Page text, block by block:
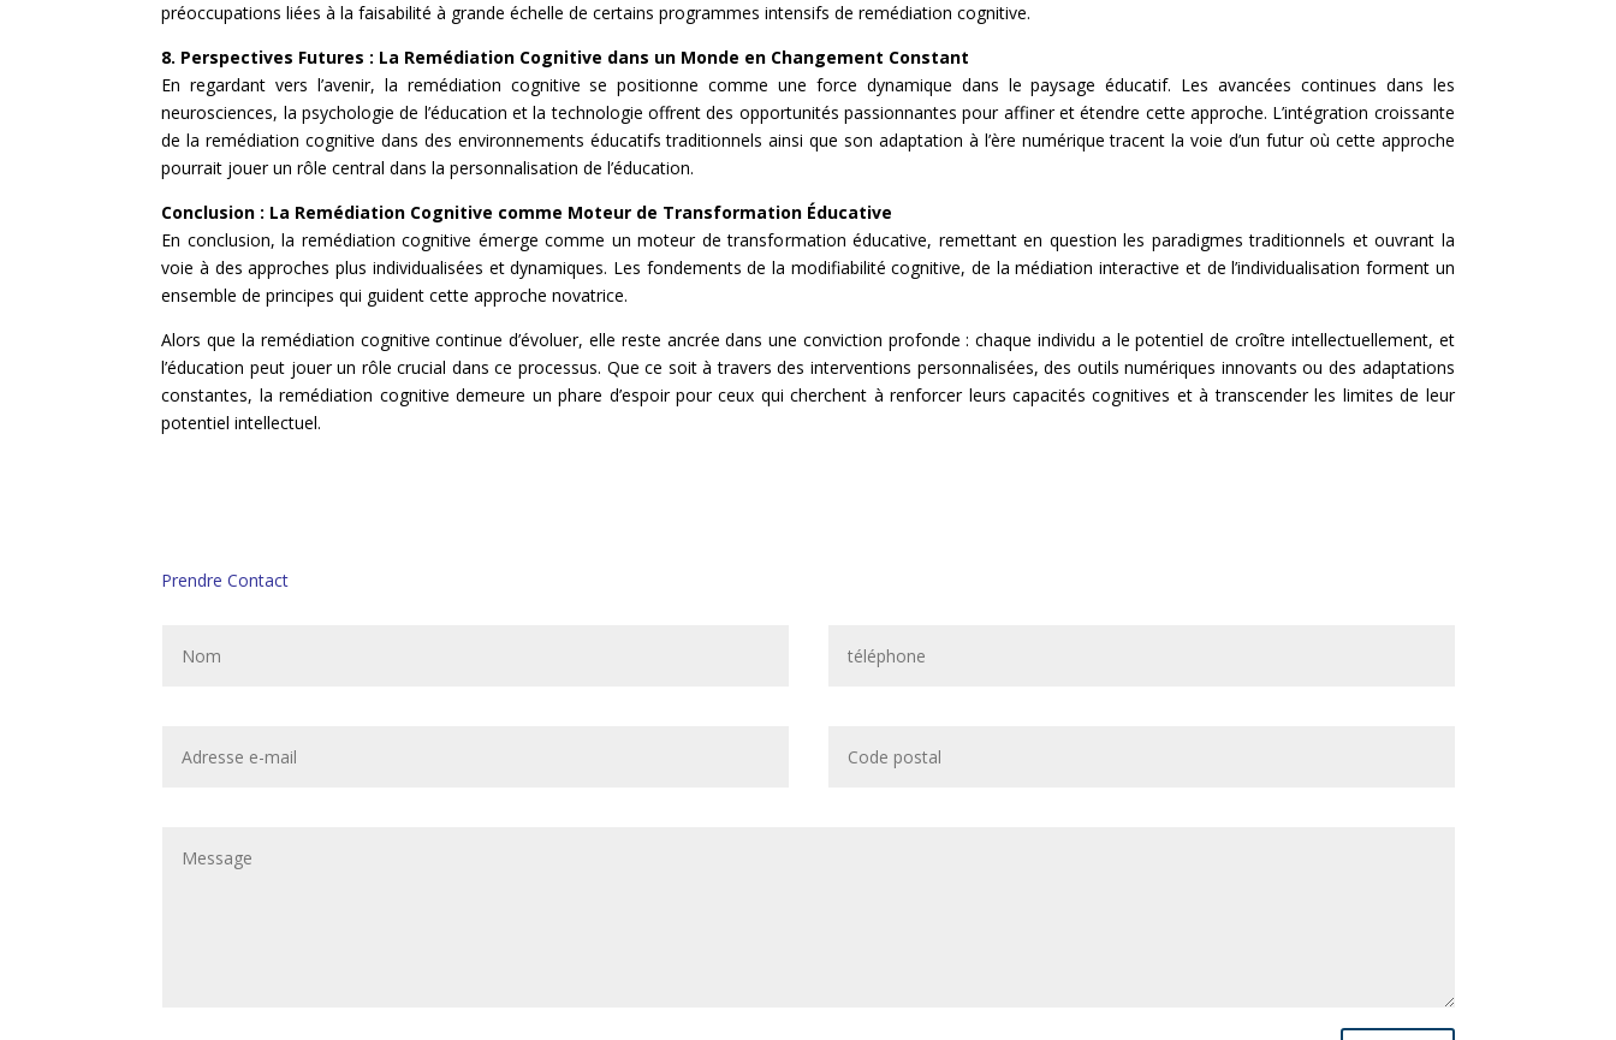
préoccupations liées à la faisabilité à grande échelle de certains programmes intensifs de remédiation cognitive.
8. Perspectives Futures : La Remédiation Cognitive dans un Monde en Changement Constant
En regardant vers l’avenir, la remédiation cognitive se positionne comme une force dynamique dans le paysage éducatif. Les avancées continues dans les
neurosciences, la psychologie de l’éducation et la technologie offrent des opportunités passionnantes pour affiner et étendre cette approche. L’intégration croissante
de la remédiation cognitive dans des environnements éducatifs traditionnels ainsi que son adaptation à l’ère numérique tracent la voie d’un futur où cette approche
pourrait jouer un rôle central dans la personnalisation de l’éducation.
Conclusion : La Remédiation Cognitive comme Moteur de Transformation Éducative
En conclusion, la remédiation cognitive émerge comme un moteur de transformation éducative, remettant en question les paradigmes traditionnels et ouvrant la
voie à des approches plus individualisées et dynamiques. Les fondements de la modifiabilité cognitive, de la médiation interactive et de l’individualisation forment un
ensemble de principes qui guident cette approche novatrice.
Alors que la remédiation cognitive continue d’évoluer, elle reste ancrée dans une conviction profonde : chaque individu a le potentiel de croître intellectuellement, et
l’éducation peut jouer un rôle crucial dans ce processus. Que ce soit à travers des interventions personnalisées, des outils numériques innovants ou des adaptations
constantes, la remédiation cognitive demeure un phare d’espoir pour ceux qui cherchent à renforcer leurs capacités cognitives et à transcender les limites de leur
potentiel intellectuel.
Prendre Contact